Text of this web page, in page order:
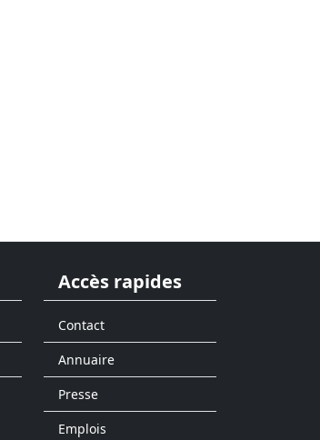
Accès rapides
Contact
Annuaire
Presse
Emplois